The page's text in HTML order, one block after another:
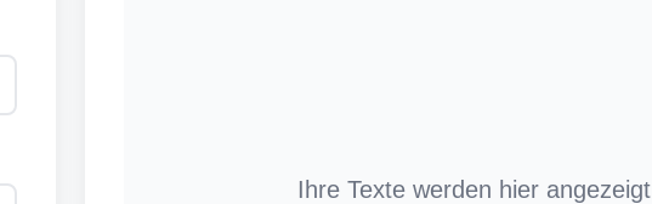
Ihre Texte werden hier angezeigt